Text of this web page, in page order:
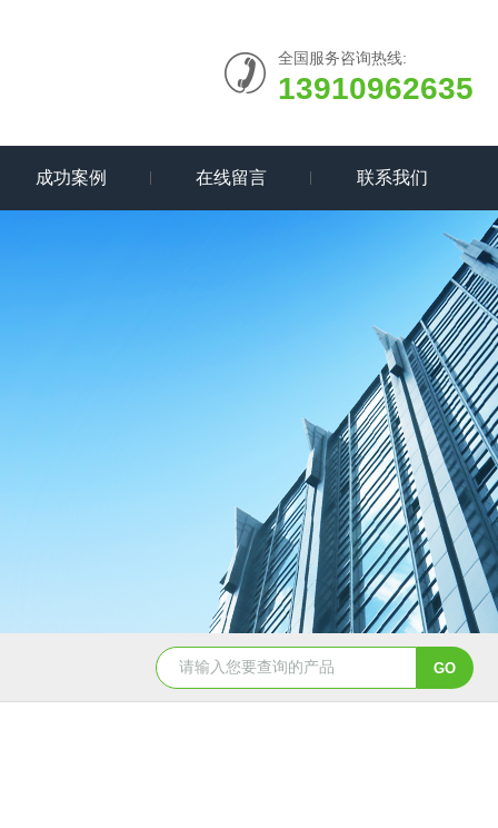
全国服务咨询热线:
13910962635
成功案例 在线留言 联系我们
5347信德迈代理Parker 45度绝缘防水接头 5353信